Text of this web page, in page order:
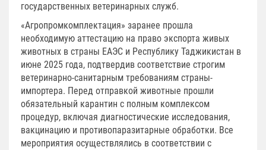
государственных ветеринарных служб.
«Агропромкомплектация» заранее прошла
необходимую аттестацию на право экспорта живых
животных в страны ЕАЭС и Республику Таджикистан в
июне 2025 года, подтвердив соответствие строгим
ветеринарно-санитарным требованиям страны-
импортера. Перед отправкой животные прошли
обязательный карантин с полным комплексом
процедур, включая диагностические исследования,
вакцинацию и противопаразитарные обработки. Все
мероприятия осуществлялись в соответствии с